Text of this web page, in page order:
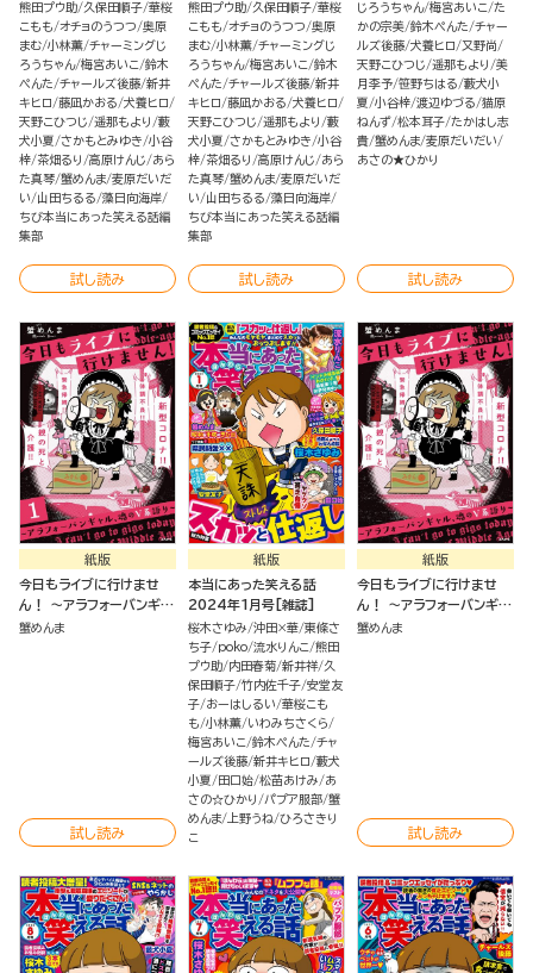
熊田プウ助 久保田順子 華桜
こもも オチョのうつつ 奥原
まむ 小林薫 チャーミングじ
ろうちゃん 梅宮あいこ 鈴木
ぺんた チャールズ後藤 新井
キヒロ 藤凪かおる 犬養ヒロ
天野こひつじ 遥那もより
藪
犬小夏 さかもとみゆき 小谷
梓 茶畑るり 高原けんじ
あら
た真琴 蟹めんま 麦原だいだ
い
山田ちるる 藻日向海岸
ちび本当にあった笑える話編
集部
試し読み
熊田プウ助 久保田順子 華桜
こもも オチョのうつつ 奥原
まむ 小林薫 チャーミングじ
ろうちゃん 梅宮あいこ 鈴木
ぺんた チャールズ後藤 新井
キヒロ 藤凪かおる 犬養ヒロ
天野こひつじ 遥那もより
藪
犬小夏 さかもとみゆき 小谷
梓 茶畑るり 高原けんじ
あら
た真琴 蟹めんま 麦原だいだ
い
山田ちるる 藻日向海岸
ちび本当にあった笑える話編
集部
試し読み
じろうちゃん 梅宮あいこ た
かの宗美 鈴木ぺんた チャー
ルズ後藤 犬養ヒロ 又野尚
天野こひつじ 遥那もより
美
月李予 笹野ちはる 藪犬小
夏 小谷梓 渡辺ゆづる 猫原
ねんず 松本耳子 たかはし志
貴 蟹めんま 麦原だいだい
あさの★ひかり
試し読み
紙版
今日もライブに行けませ
ん！ ～アラフォーバンギャ
ル、魂のV系語り～（分冊
蟹めんま
試し読み
紙版
本当にあった笑える話
2024年1月号[雑誌]
桜木さゆみ 沖田×華 東條さ
ち子 poko 流水りんこ 熊田
プウ助 内田春菊 新井祥 久
保田順子 竹内佐千子 安堂友
子 おーはしるい 華桜こも
も 小林薫 いわみちさくら
梅宮あいこ 鈴木ぺんた チャ
ールズ後藤 新井キヒロ 藪犬
小夏
田口始 松苗あけみ
あ
さの☆ひかり
パプア服部 蟹
めんま
上野うね ひろさきり
こ
紙版
今日もライブに行けませ
ん！ ～アラフォーバンギャ
ル、魂のV系語り～
蟹めんま
試し読み